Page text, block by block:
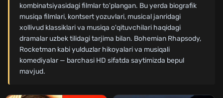
kombinatsiyasidagi filmlar to'plangan. Bu yerda biografik
musiqa filmlari, kontsert yozuvlari, musical janridagi
xollivud klassiklari va musiqa o'qituvchilari haqidagi
dramalar uzbek tilidagi tarjima bilan. Bohemian Rhapsody,
Rocketman kabi yulduzlar hikoyalari va musiqali
komediyalar — barchasi HD sifatda saytimizda bepul
mavjud.